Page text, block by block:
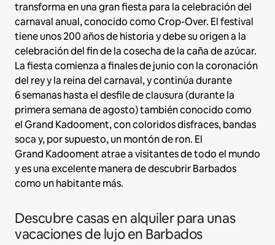
transforma en una gran fiesta para la celebración del
carnaval anual, conocido como Crop-Over. El festival
tiene unos 200 años de historia y debe su origen a la
celebración del fin de la cosecha de la caña de azúcar.
La fiesta comienza a finales de junio con la coronación
del rey y la reina del carnaval, y continúa durante
6 semanas hasta el desfile de clausura (durante la
primera semana de agosto) también conocido como
el Grand Kadooment, con coloridos disfraces, bandas
soca y, por supuesto, un montón de ron. El
Grand Kadooment atrae a visitantes de todo el mundo
y es una excelente manera de descubrir Barbados
como un habitante más.
Descubre casas en alquiler para unas
vacaciones de lujo en Barbados